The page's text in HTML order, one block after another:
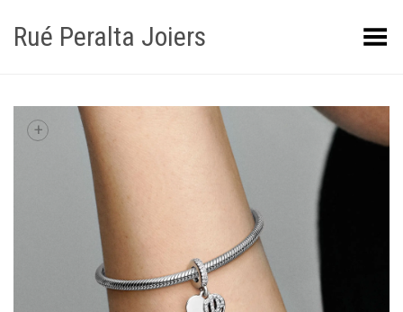
Rué Peralta Joiers Obrir/tancar el menú
+